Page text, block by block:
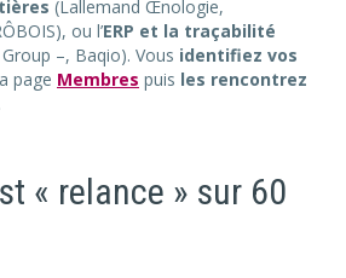
(Lallemand Œnologie,
ou l’ERP et la traçabilité
–, Baqio). Vous identifiez vos
page Membres puis les rencontrez
« relance » sur 60